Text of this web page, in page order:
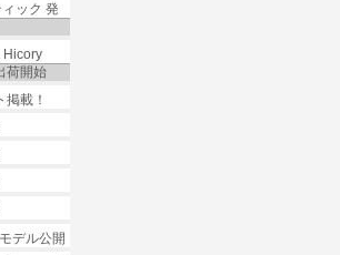
ック 発
Hicory
荷開始
載！
デル公開